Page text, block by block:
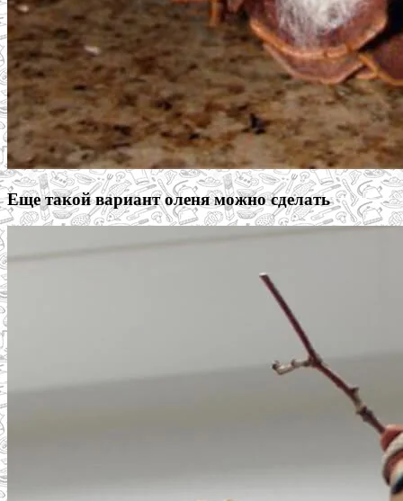
Еще такой вариант оленя можно сделать